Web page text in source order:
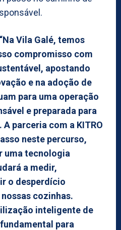
“Na Vila Galé, temos
compromisso com
apostando
e na adoção de
para uma operação
e preparada para
parceria com a KITRO
neste percurso,
uma tecnologia
a medir,
o desperdício
cozinhas.
inteligente de
para